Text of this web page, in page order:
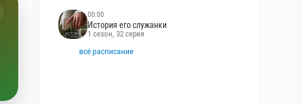
00:00
История его служанки
1 сезон, 32 серия
всё расписание